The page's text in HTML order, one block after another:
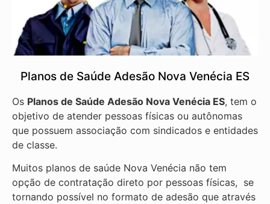
Planos de Saúde Adesão Nova Venécia ES
Os Planos de Saúde Adesão Nova Venécia ES, tem o
objetivo de atender pessoas físicas ou autônomas
que possuem associação com sindicados e entidades
de classe.
Muitos planos de saúde Nova Venécia não tem
opção de contratação direto por pessoas físicas, se
tornando possível no formato de adesão que através